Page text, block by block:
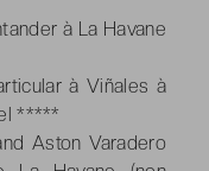
à La Havane
à Viñales à
*****
Aston Varadero